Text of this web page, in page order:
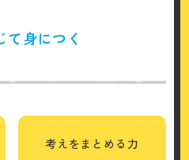
て身につく
考えをまとめる力